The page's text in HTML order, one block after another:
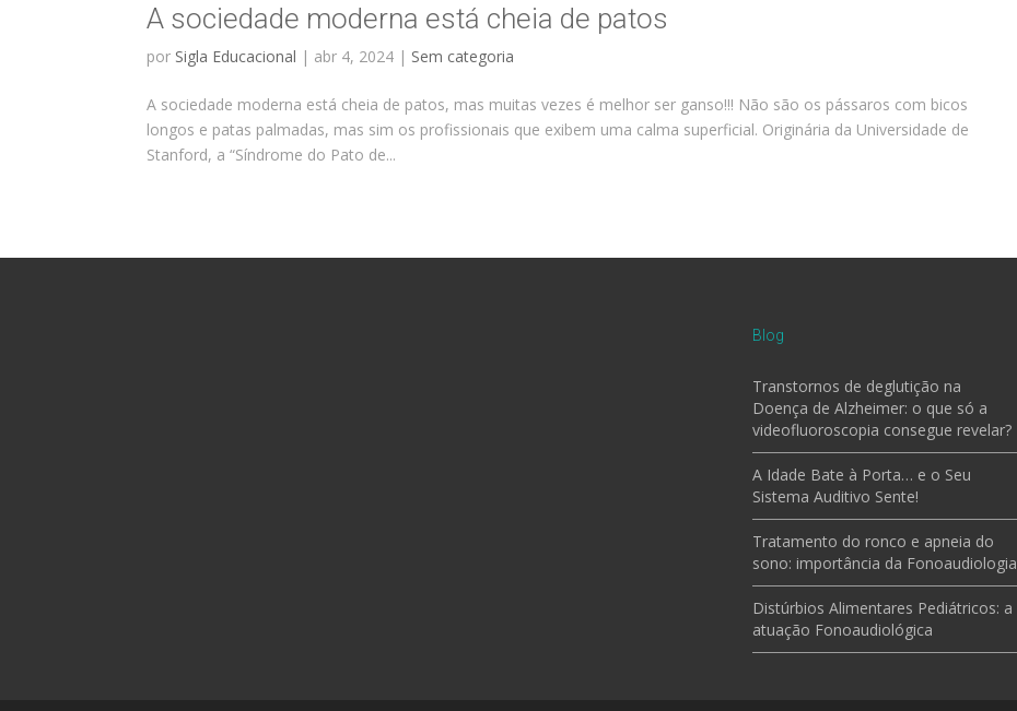
A sociedade moderna está cheia de patos
por Sigla Educacional | abr 4, 2024 | Sem categoria
A sociedade moderna está cheia de patos, mas muitas vezes é melhor ser ganso!!! Não são os pássaros com bicos
longos e patas palmadas, mas sim os profissionais que exibem uma calma superficial. Originária da Universidade de
Stanford, a “Síndrome do Pato de...
Blog
Transtornos de deglutição na
Doença de Alzheimer: o que só a
videofluoroscopia consegue revelar?
A Idade Bate à Porta… e o Seu
Sistema Auditivo Sente!
Tratamento do ronco e apneia do
sono: importância da Fonoaudiologia
Distúrbios Alimentares Pediátricos: a
atuação Fonoaudiológica